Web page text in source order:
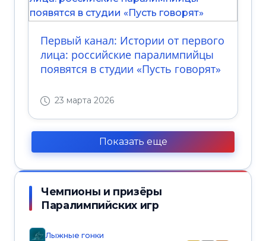
Первый канал: Истории от первого
лица: российские паралимпийцы
появятся в студии «Пусть говорят»
23 марта 2026
Показать еще
Чемпионы и призёры
Паралимпийских игр
Лыжные гонки